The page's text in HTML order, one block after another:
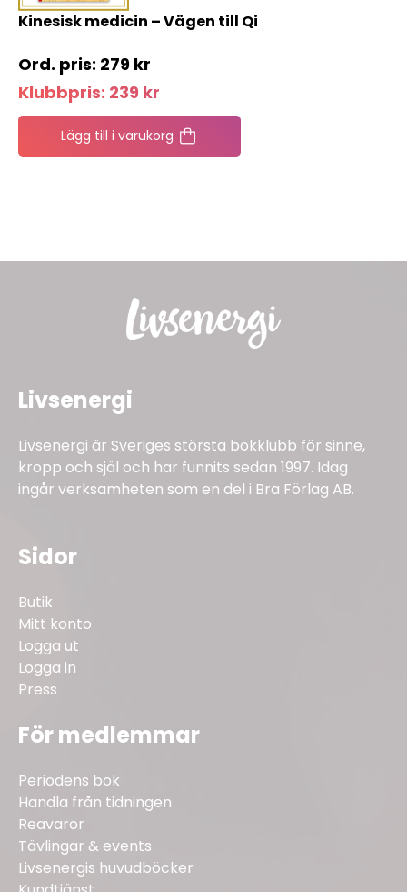
Kinesisk medicin – Vägen till Qi
279 kr
Klubbpris: 239 kr
Lägg till i varukorg
Livsenergi
Livsenergi är Sveriges största bokklubb för sinne,
kropp och själ och har funnits sedan 1997. Idag
ingår verksamheten som en del i Bra Förlag AB.
Sidor
Butik
Mitt konto
Logga ut
Logga in
Press
För medlemmar
Periodens bok
Handla från tidningen
Reavaror
Tävlingar & events
Livsenergis huvudböcker